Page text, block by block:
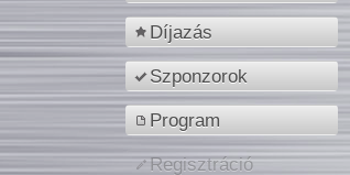
Díjazás
Szponzorok
Program
Regisztráció